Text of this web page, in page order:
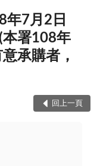
年7月2日
署108年
承購者，
回上一頁